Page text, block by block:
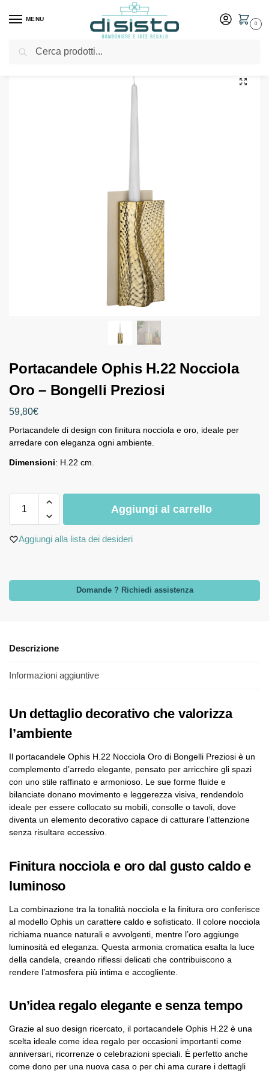
MENU
0
Home Shop Arredo casa
Portacandele Ophis H.22 Nocciola
Oro – Bongelli Preziosi
59,80€
Portacandele di design con finitura nocciola e oro, ideale per
arredare con eleganza ogni ambiente.
Dimensioni: H.22 cm.
Aggiungi al carrello
Aggiungi alla lista dei desideri
Domande ? Richiedi assistenza
Descrizione
Informazioni aggiuntive
Un dettaglio decorativo che valorizza
l’ambiente
Il portacandele Ophis H.22 Nocciola Oro di Bongelli Preziosi è un
complemento d’arredo elegante, pensato per arricchire gli spazi
con uno stile raffinato e armonioso. Le sue forme fluide e
bilanciate donano movimento e leggerezza visiva, rendendolo
ideale per essere collocato su mobili, consolle o tavoli, dove
diventa un elemento decorativo capace di catturare l’attenzione
senza risultare eccessivo.
Finitura nocciola e oro dal gusto caldo e
luminoso
La combinazione tra la tonalità nocciola e la finitura oro conferisce
al modello Ophis un carattere caldo e sofisticato. Il colore nocciola
richiama nuance naturali e avvolgenti, mentre l’oro aggiunge
luminosità ed eleganza. Questa armonia cromatica esalta la luce
della candela, creando riflessi delicati che contribuiscono a
rendere l’atmosfera più intima e accogliente.
Un’idea regalo elegante e senza tempo
Grazie al suo design ricercato, il portacandele Ophis H.22 è una
scelta ideale come idea regalo per occasioni importanti come
anniversari, ricorrenze o celebrazioni speciali. È perfetto anche
come dono per una nuova casa o per chi ama curare i dettagli